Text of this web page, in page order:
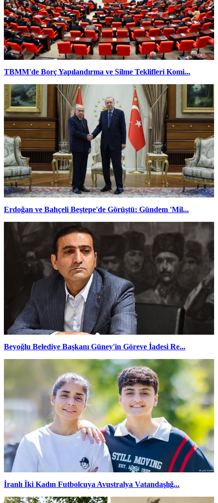
TBMM'de Borç Yapılandırma ve Silme Teklifleri Komi...
Erdoğan ve Bahçeli Beştepe'de Görüştü: Gündem 'Mil...
Beyoğlu Belediye Başkanı Güney'in Göreve İadesi Re...
İranlı İki Kadın Futbolcuya Avustralya Vatandaşlığ...